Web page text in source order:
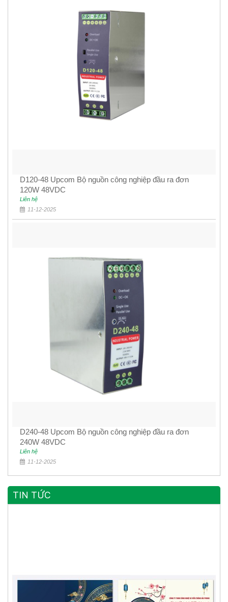
D120-48 Upcom Bộ nguồn công nghiệp đầu ra đơn
120W 48VDC
Liên hệ
11-12-2025
D240-48 Upcom Bộ nguồn công nghiệp đầu ra đơn
240W 48VDC
Liên hệ
11-12-2025
TIN TỨC